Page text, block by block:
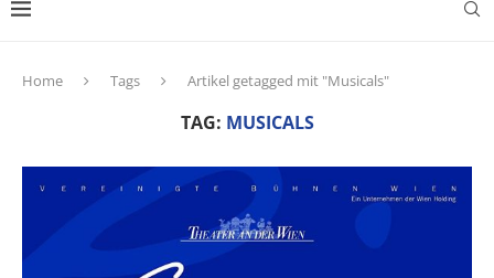
Home Tags Artikel getagged mit "Musicals"
TAG: MUSICALS